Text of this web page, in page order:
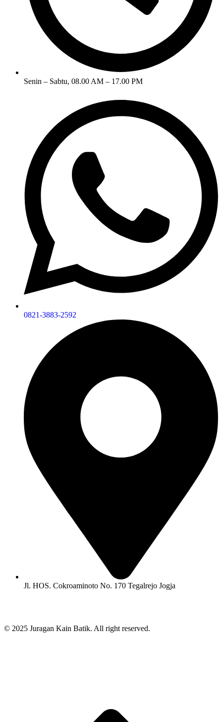
Senin – Sabtu, 08.00 AM – 17.00 PM
0821-3883-2592
Jl. HOS. Cokroaminoto No. 170 Tegalrejo Jogja
© 2025 Juragan Kain Batik. All right reserved.